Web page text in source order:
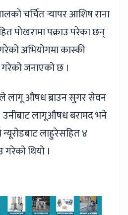
चर्चित र्‍यापर आशिष राना
पोखरामा पक्राउ परेका छन्
अभियोगमा कास्की
गरेको जनाएको छ ।
लागू औषध ब्राउन सुगर सेवन
उनीबाट लागूऔषध बरामद भने
लाहुरेसहित ४
गरेको थियो ।